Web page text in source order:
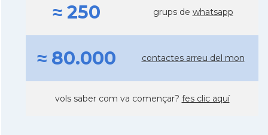
≈ 250 grups de whatsapp
≈ 80.000 contactes arreu del mon
vols saber com va començar? fes clic aquí